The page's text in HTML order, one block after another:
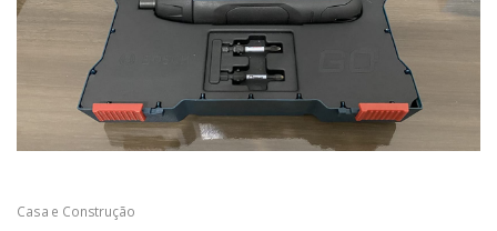
Casa e Construção